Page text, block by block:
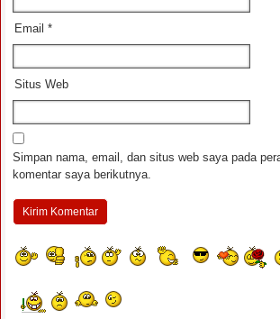
Email *
Situs Web
Simpan nama, email, dan situs web saya pada
komentar saya berikutnya.